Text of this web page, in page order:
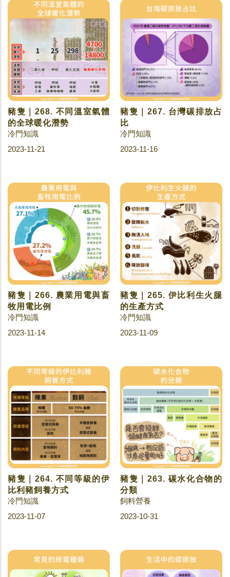
豬隻｜268. 不同溫室氣體
的全球暖化潛勢
冷門知識
2023-11-21
豬隻｜267. 台灣碳排放占
比
冷門知識
2023-11-16
豬隻｜266. 農業用電與畜
牧用電比例
冷門知識
2023-11-14
豬隻｜265. 伊比利生火腿
的生產方式
冷門知識
2023-11-09
豬隻｜264. 不同等級的伊
比利豬飼養方式
冷門知識
2023-11-07
豬隻｜263. 碳水化合物的
分類
飼料營養
2023-10-31